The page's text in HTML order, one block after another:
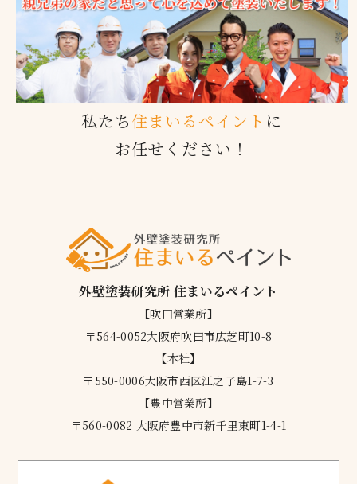
私たち住まいるペイント に
お任せください！
外壁塗装研究所 住まいるペイント
【吹田営業所】
〒564-0052大阪府吹田市広芝町10-8
【本社】
〒550-0006大阪市西区江之子島1-7-3
【豊中営業所】
〒560-0082 大阪府豊中市新千里東町1-4-1